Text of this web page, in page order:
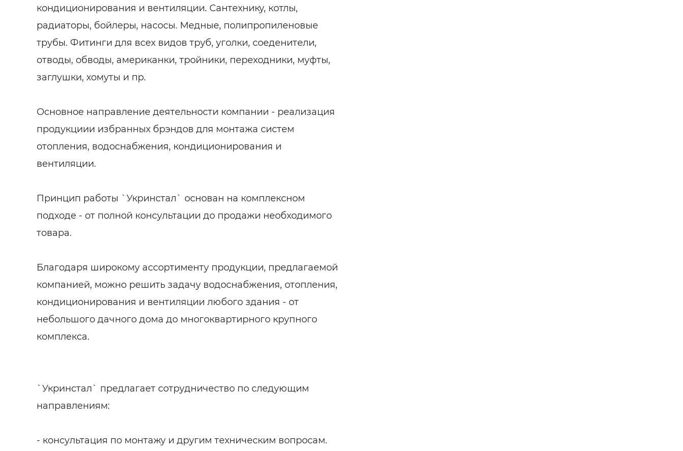
кондиционирования и вентиляции. Сантехнику, котлы,
радиаторы, бойлеры, насосы. Медные, полипропиленовые
трубы. Фитинги для всех видов труб, уголки, соеденители,
отводы, обводы, американки, тройники, переходники, муфты,
заглушки, хомуты и пр.
Основное направление деятельности компании - реализация
продукциии избранных брэндов для монтажа систем
отопления, водоснабжения, кондиционирования и
вентиляции.
Принцип работы `Укринстал` основан на комплексном
подходе - от полной консультации до продажи необходимого
товара.
Благодаря широкому ассортименту продукции, предлагаемой
компанией, можно решить задачу водоснабжения, отопления,
кондиционирования и вентиляции любого здания - от
небольшого дачного дома до многоквартирного крупного
комплекса.
`Укринстал` предлагает сотрудничество по следующим
направлениям:
- консультация по монтажу и другим техническим вопросам.